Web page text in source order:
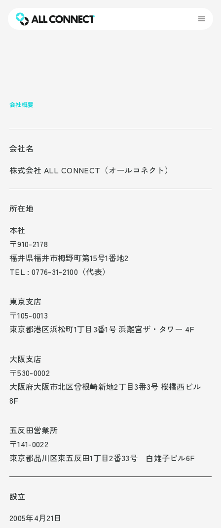
会社概要
会社名
株式会社 ALL CONNECT（オールコネクト）
所在地
本社
〒910-2178
福井県福井市栂野町第15号1番地2
TEL : 0776-31-2100（代表）
東京支店
〒105-0013
東京都港区浜松町1丁目3番1号 浜離宮ザ・タワー 4F
大阪支店
〒530-0002
大阪府大阪市北区曾根崎新地2丁目3番3号 桜橋西ビル
8F
五反田営業所
〒141-0022
東京都品川区東五反田1丁目2番33号 白雉子ビル6F
設立
2005年4月21日